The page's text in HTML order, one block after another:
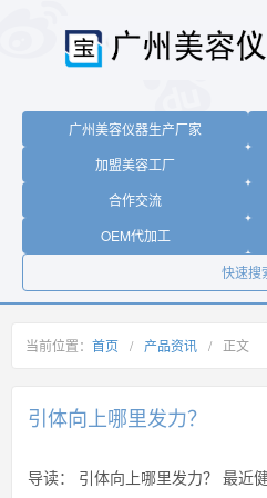
广州美容仪器生产厂家
加盟美容工厂
合作交流
OEM代加工
快速搜
当前位置： 首页 / 产品资讯 / 正文
引体向上哪里发力？
导读：
引体向上哪里发力？ 最近